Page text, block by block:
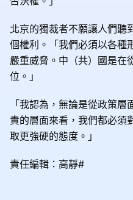
北京的獨裁者不願讓人們聽
個權利。「我們必須以各種
嚴重威脅。中（共）國是在
位。」
「我認為，無論是從政策
責的層面來看，我們都必須
取更強硬的態度。」
責任編輯：高靜#